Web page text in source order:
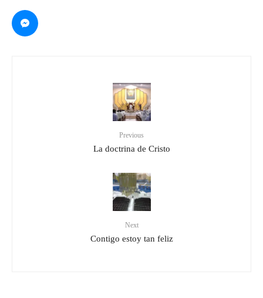
Previous
La doctrina de Cristo
Next
Contigo estoy tan feliz